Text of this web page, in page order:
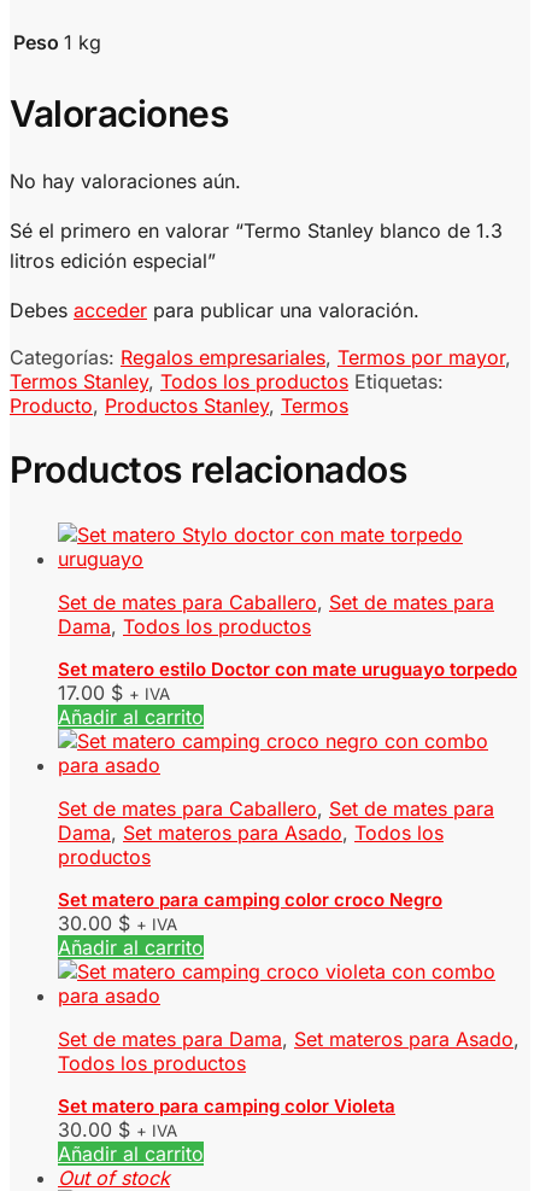
Peso 1 kg
Valoraciones
No hay valoraciones aún.
Sé el primero en valorar “Termo Stanley blanco de 1.3
litros edición especial”
Debes acceder para publicar una valoración.
Categorías: Regalos empresariales, Termos por mayor,
Termos Stanley, Todos los productos Etiquetas:
Producto, Productos Stanley, Termos
Productos relacionados
Set de mates para Caballero, Set de mates para
Dama, Todos los productos
Set matero estilo Doctor con mate uruguayo torpedo
17.00 $ + IVA
Añadir al carrito
Set de mates para Caballero, Set de mates para
Dama, Set materos para Asado, Todos los
productos
Set matero para camping color croco Negro
30.00 $ + IVA
Añadir al carrito
Set de mates para Dama, Set materos para Asado,
Todos los productos
Set matero para camping color Violeta
30.00 $ + IVA
Añadir al carrito
Out of stock